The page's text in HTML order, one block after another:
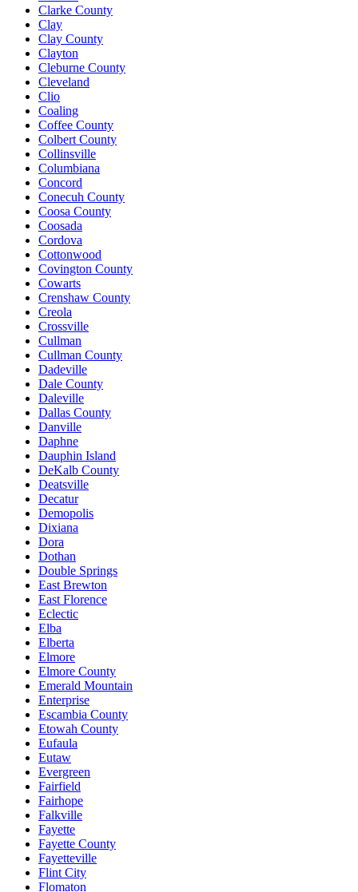
Clarke County
Clay
Clay County
Clayton
Cleburne County
Cleveland
Clio
Coaling
Coffee County
Colbert County
Collinsville
Columbiana
Concord
Conecuh County
Coosa County
Coosada
Cordova
Cottonwood
Covington County
Cowarts
Crenshaw County
Creola
Crossville
Cullman
Cullman County
Dadeville
Dale County
Daleville
Dallas County
Danville
Daphne
Dauphin Island
DeKalb County
Deatsville
Decatur
Demopolis
Dixiana
Dora
Dothan
Double Springs
East Brewton
East Florence
Eclectic
Elba
Elberta
Elmore
Elmore County
Emerald Mountain
Enterprise
Escambia County
Etowah County
Eufaula
Eutaw
Evergreen
Fairfield
Fairhope
Falkville
Fayette
Fayette County
Fayetteville
Flint City
Flomaton